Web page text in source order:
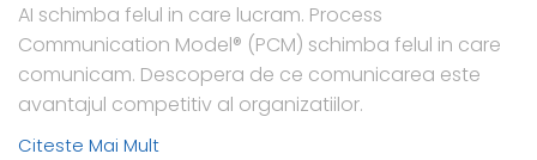
AI schimba felul in care lucram. Process
Communication Model® (PCM) schimba felul in care
comunicam. Descopera de ce comunicarea este
avantajul competitiv al organizatiilor.
Citeste Mai Mult